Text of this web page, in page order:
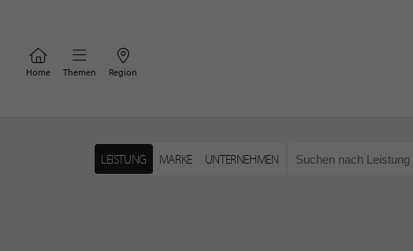
Home Themen Region
LEISTUNG MARKE UNTERNEHMEN